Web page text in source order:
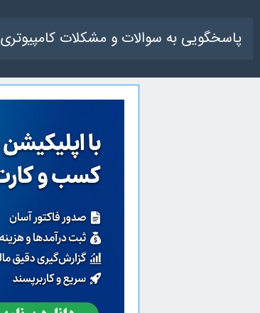
پاسخگویی به سوالات و مشکلات کامپیوتری